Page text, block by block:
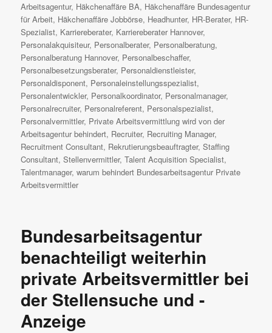
Arbeitsagentur, Häkchenaffäre BA, Häkchenaffäre Bundesagentur
für Arbeit, Häkchenaffäre Jobbörse, Headhunter, HR-Berater, HR-
Spezialist, Karriereberater, Karriereberater Hannover,
Personalakquisiteur, Personalberater, Personalberatung,
Personalberatung Hannover, Personalbeschaffer,
Personalbesetzungsberater, Personaldienstleister,
Personaldisponent, Personaleinstellungsspezialist,
Personalentwickler, Personalkoordinator, Personalmanager,
Personalrecruiter, Personalreferent, Personalspezialist,
Personalvermittler, Private Arbeitsvermittlung wird von der
Arbeitsagentur behindert, Recruiter, Recruiting Manager,
Recruitment Consultant, Rekrutierungsbeauftragter,Staffing
Consultant,Stellenvermittler,Talent Acquisition Specialist,
Talentmanager,warum behindert Bundesarbeitsagentur Private
Arbeitsvermittler
Bundesarbeitsagentur
benachteiligt weiterhin
private Arbeitsvermittler bei
der Stellensuche und -
Anzeige